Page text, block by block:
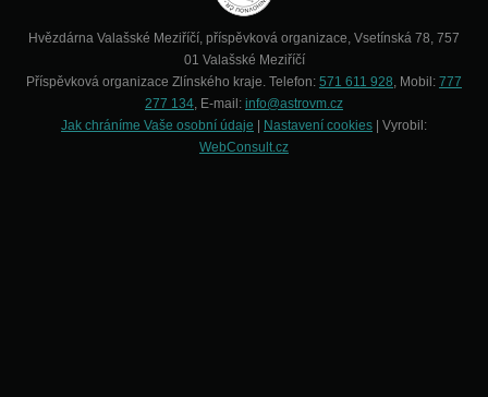
Hvězdárna Valašské Meziříčí, příspěvková organizace, Vsetínská 78, 757
01 Valašské Meziříčí
Příspěvková organizace Zlínského kraje. Telefon: 571 611 928 , Mobil: 777
277 134 , E-mail: info@astrovm.cz
Jak chráníme Vaše osobní údaje | Nastavení cookies | Vyrobil:
WebConsult.cz